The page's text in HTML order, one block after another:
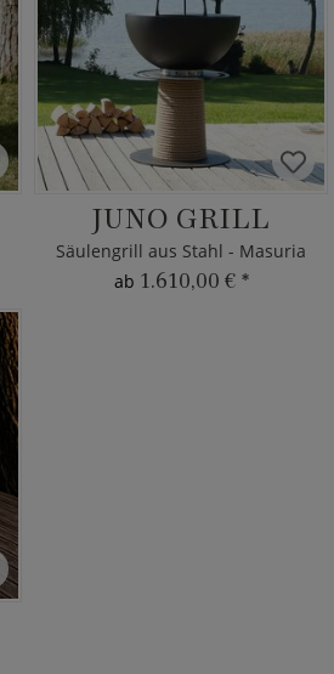
JUNO GRILL
Säulengrill aus Stahl - Masuria
ab 1.610,00 € *